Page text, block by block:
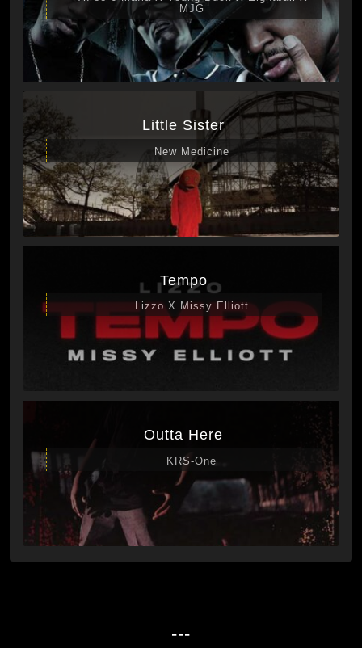
MJG
Little Sister
New Medicine
Tempo
Lizzo X Missy Elliott
Outta Here
KRS-One
---